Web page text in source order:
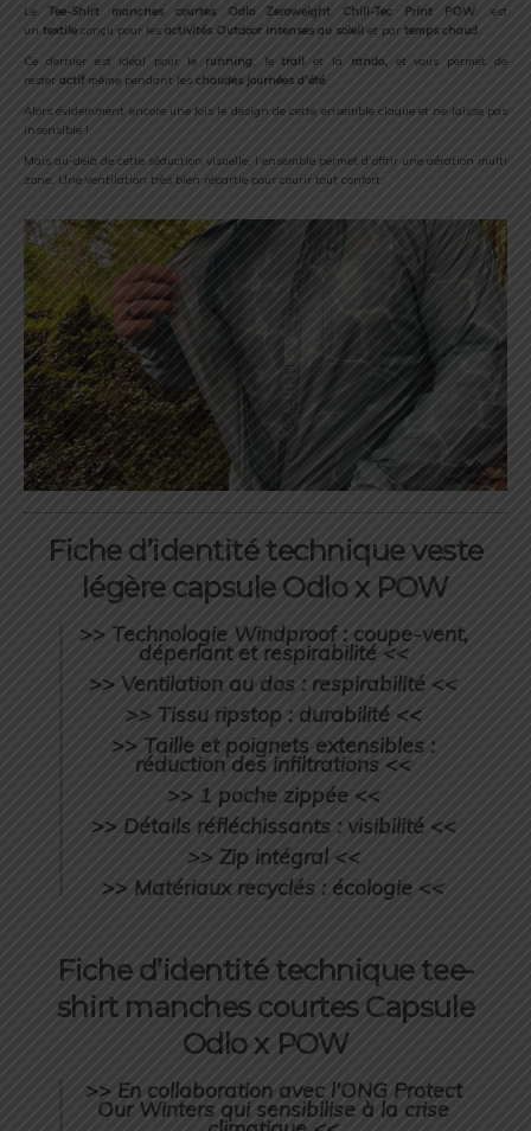
Le Tee-Shirt manches courtes Odlo Zeroweight Chill-Tec Print POW , est
un textile conçu pour les activités Outdoor intenses au soleil et par temps chaud
Ce dernier est idéal pour le running , le trail et la rando,
et vous permet de
rester actifmême pendant les chaudes journées d’été
Alors évidemment encore une fois le design de cette ensemble claque et ne laisse pas
insensible !
Mais au-delà de cette séduction visuelle, l’ensemble permet d’offrir une aération multi
zone. Une ventilation très bien répartie pour courir tout confort.
Fiche d’identité technique veste
légère capsule Odlo x POW
>> Technologie Windproof : coupe-vent,
déperlant et respirabilité <<
>> Ventilation au dos : respirabilité <<
>> Tissu ripstop : durabilité <<
>> Taille et poignets extensibles :
réduction des infiltrations <<
>> 1 poche zippée <<
>> Détails réfléchissants : visibilité <<
>> Zip intégral <<
>> Matériaux recyclés : écologie <<
Fiche d’identité technique tee-
shirt manches courtes Capsule
Odlo x POW
>> En collaboration avec l’ONG Protect
Our Winters qui sensibilise à la crise